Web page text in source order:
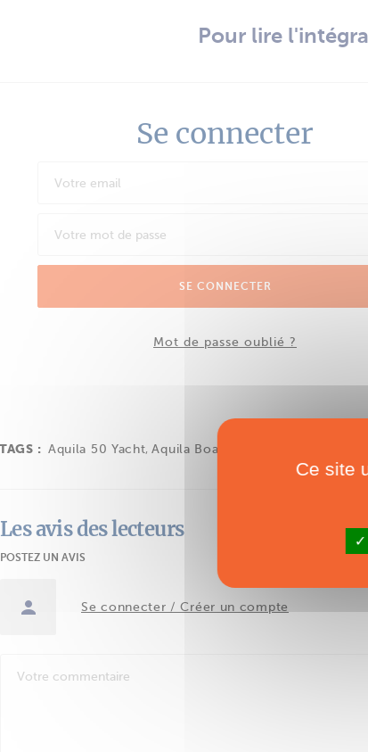
Pour lire
Se connecter
SE CONNECTER
Mot de passe oublié ?
TAGS : Aquila 50 Yacht,Aquila Boats
Les avis des lecteurs
POSTEZ UN AVIS
Se connecter / Créer un compte
Ce site